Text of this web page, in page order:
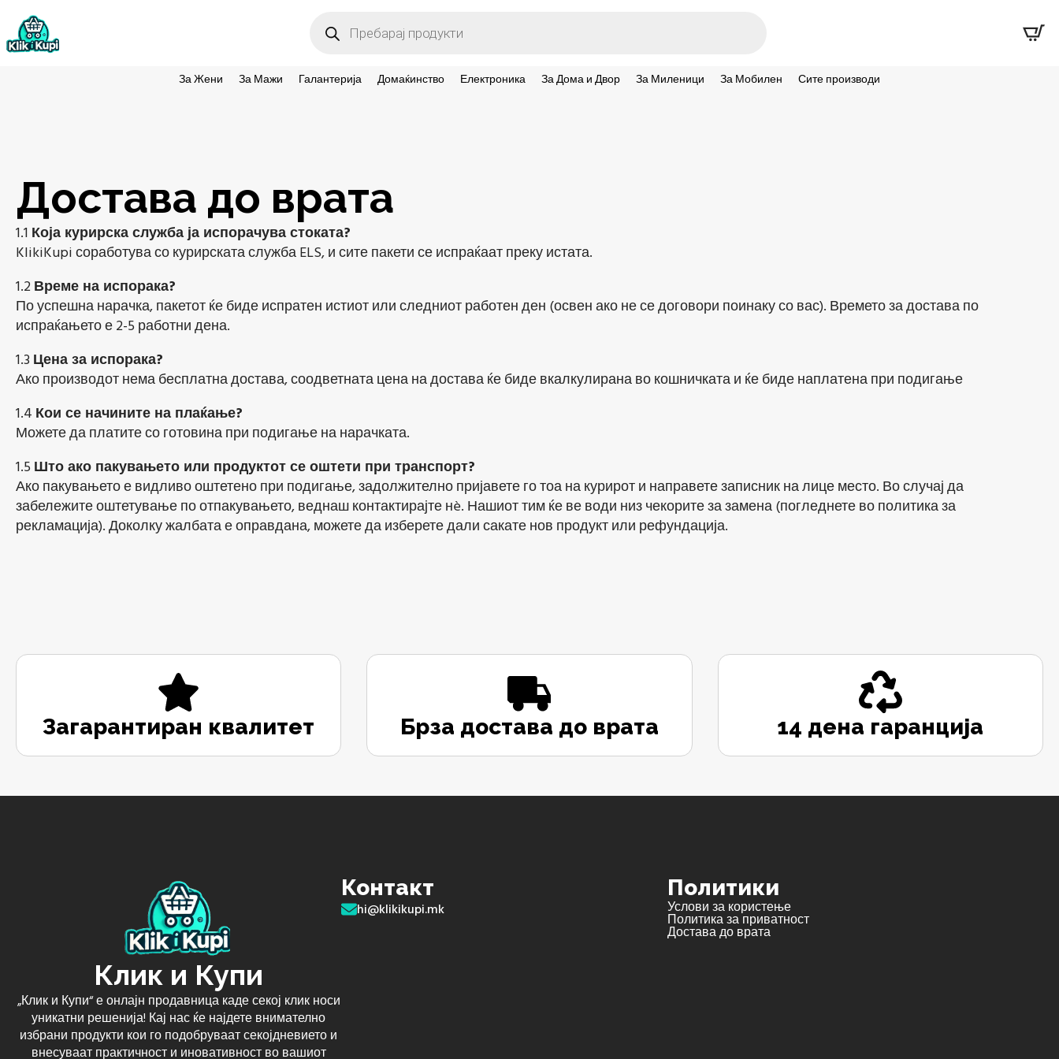
search
За Жени За Мажи Галантерија Домаќинство Електроника За Дома и Двор За Миленици За Мобилен Сите производи
Достава до врата
1.1 Која курирска служба ја испорачува стоката?
KlikiKupi соработува со курирската служба ELS, и сите пакети се испраќаат преку истата.
1.2 Време на испорака?
По успешна нарачка, пакетот ќе биде испратен истиот или следниот работен ден (освен ако не се договори поинаку со вас). Времето за достава по
испраќањето е 2-5 работни дена.
1.3 Цена за испорака?
Ако производот нема бесплатна достава, соодветната цена на достава ќе биде вкалкулирана во кошничката и ќе биде наплатена при подигање
1.4 Кои се начините на плаќање?
Можете да платите со готовина при подигање на нарачката.
1.5 Што ако пакувањето или продуктот се оштети при транспорт?
Ако пакувањето е видливо оштетено при подигање, задолжително пријавете го тоа на курирот и направете записник на лице место. Во случај да
забележите оштетување по отпакувањето, веднаш контактирајте нè. Нашиот тим ќе ве води низ чекорите за замена (погледнете во политика за
рекламација). Доколку жалбата е оправдана, можете да изберете дали сакате нов продукт или рефундација.
Загарантиран квалитет Брза достава до врата 14 дена гаранција
Клик и Купи
„Клик и Купи“ е онлајн продавница каде секој клик носи
уникатни решенија! Кај нас ќе најдете внимателно
избрани продукти кои го подобруваат секојдневието и
внесуваат практичност и иновативност во вашиот
Контакт
hi@klikikupi.mk
Политики
Услови за користење
Политика за приватност
Достава до врата